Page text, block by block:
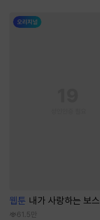
웹툰 내가 사랑하는 보스
61.5만